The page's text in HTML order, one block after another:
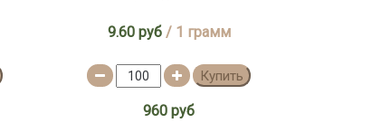
9.60 руб/ 1 грамм
Купить
960 руб